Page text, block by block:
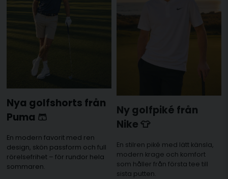
Nya golfshorts från
Puma 🩳
En modern favorit med ren
design, skön passform och full
rörelsefrihet – för rundor hela
sommaren.
Ny golfpiké från
Nike 👕
En stilren piké med lätt känsla,
modern krage och komfort
som håller från första tee till
sista putten.